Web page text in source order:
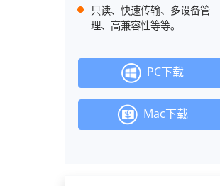
只读、快速传输、多设备管
理、高兼容性等等。
PC下载
Mac下载